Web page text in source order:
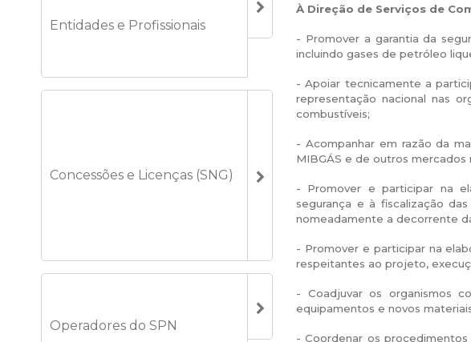
Entidades e Profissionais
Concessões e Licenças (SNG)
Operadores do SPN
À Direção de Serviços de
- Promover a garantia da
incluindo gases de petróleo
- Apoiar tecnicamente a
representação nacional nas
combustíveis;
- Acompanhar em razão da
MIBGÁS e de outros
- Promover e participar na
segurança e à fiscalização
nomeadamente a decorrente
- Promover e participar na
respeitantes ao projeto,
- Coadjuvar os organismos
equipamentos e novos
- Coordenar os